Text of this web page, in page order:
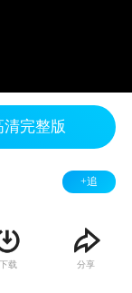
完整版
+追
下载 分享